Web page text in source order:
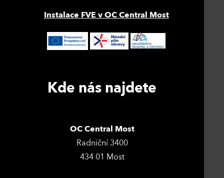
Instalace FVE v OC Central Most
Kde nás najdete
OC Central Most
Radniční 3400
434 01 Most